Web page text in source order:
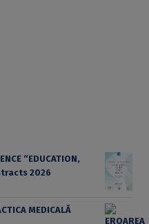
“EDUCATION,
2026
MEDICALĂ